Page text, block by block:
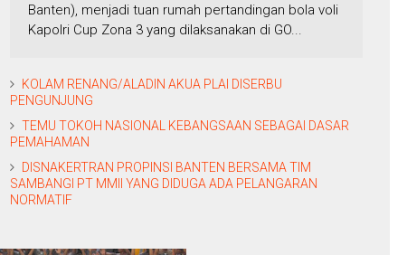
Banten), menjadi tuan rumah pertandingan bola voli
Kapolri Cup Zona 3 yang dilaksanakan di GO...
KOLAM RENANG/ALADIN AKUA PLAI DISERBU
PENGUNJUNG
TEMU TOKOH NASIONAL KEBANGSAAN SEBAGAI DASAR
PEMAHAMAN
DISNAKERTRAN PROPINSI BANTEN BERSAMA TIM
SAMBANGI PT MMII YANG DIDUGA ADA PELANGARAN
NORMATIF